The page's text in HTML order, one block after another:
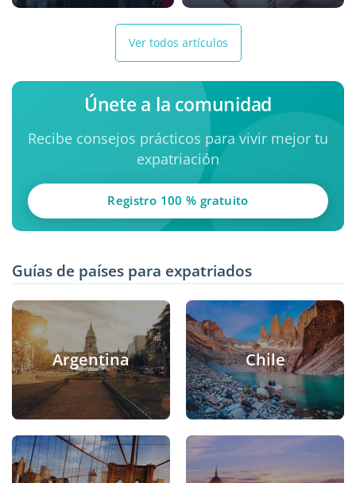
Ver todos artículos
Únete a la comunidad
Recibe consejos prácticos para vivir mejor tu
expatriación
Registro 100 % gratuito
Guías de países para expatriados
Argentina Chile